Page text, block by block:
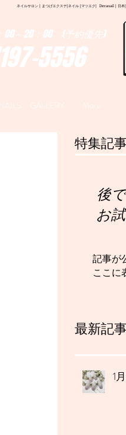
ネイルサロン | まつげエクステ|ネイル |マツエク| Deranail | 日本
5556
～20：00 (予約優先)
特集記事
後
お
記事が
ここに
最新記事
1